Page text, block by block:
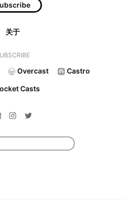
关于
Overcast Castro
Casts